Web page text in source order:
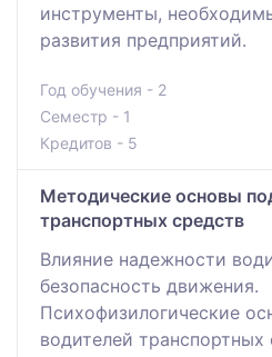
инструменты,
развития предприятий.
Год обучения - 2
Семестр - 1
Кредитов - 5
Методические основы
транспортных средств
Влияние надежности
безопасность движения.
Психофизилогические
водителей транспортных